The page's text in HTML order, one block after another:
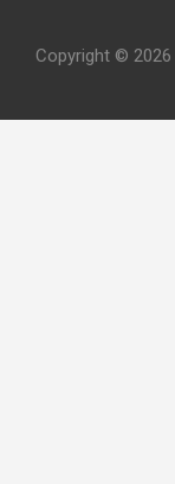
Copyright © 2026